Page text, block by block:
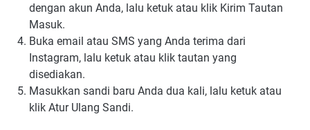
dengan akun Anda, lalu ketuk atau klik Kirim Tautan
Masuk.
Buka email atau SMS yang Anda terima dari
Instagram, lalu ketuk atau klik tautan yang
disediakan.
Masukkan sandi baru Anda dua kali, lalu ketuk atau
klik Atur Ulang Sandi.